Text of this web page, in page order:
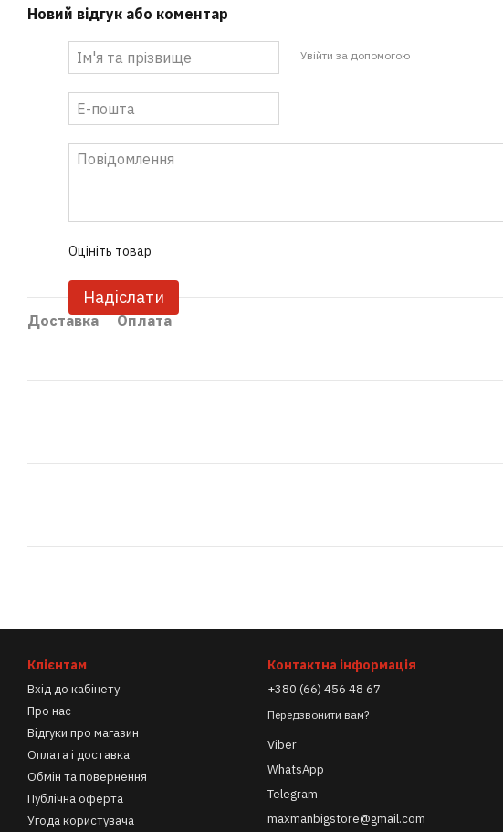
Новий відгук або коментар
Увійти за допомогою
Оцініть товар
Надіслати
Доставка Оплата
Клієнтам
Вхід до кабінету
Про нас
Відгуки про магазин
Оплата і доставка
Обмін та повернення
Публічна оферта
Угода користувача
Контактна інформація
+380 (66) 456 48 67
Передзвонити вам?
Viber
WhatsApp
Telegram
maxmanbigstore@gmail.com